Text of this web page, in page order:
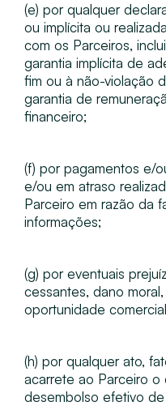
(e) por qualquer
ou implícita ou
com os Parceiros,
garantia implícita de
fim ou à não-violação
garantia de
financeiro;
(f) por pagamentos e/
e/ou em atraso
Parceiro em razão da
informações;
(g) por eventuais
cessantes, dano
oportunidade
(h) por qualquer ato,
acarrete ao Parceiro o
desembolso efetivo